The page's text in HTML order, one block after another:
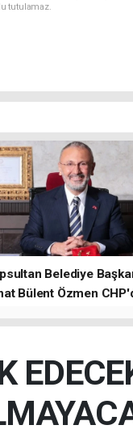
tutulamaz.
Belediye
Bülent Özmen